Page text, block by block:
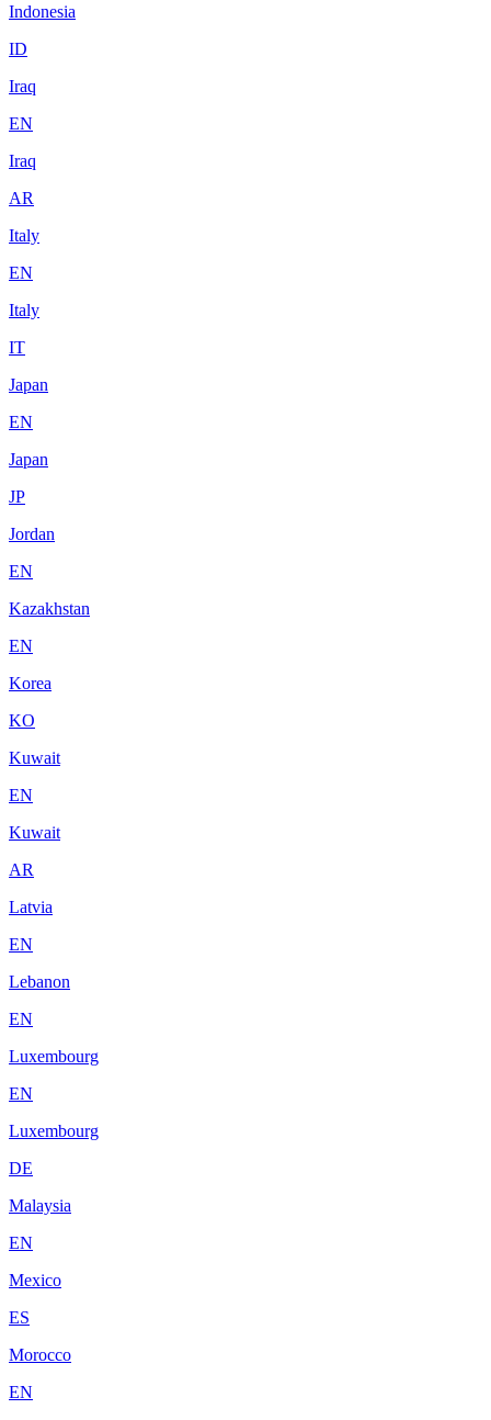
Indonesia
ID
Iraq
EN
Iraq
AR
Italy
EN
Italy
IT
Japan
EN
Japan
JP
Jordan
EN
Kazakhstan
EN
Korea
KO
Kuwait
EN
Kuwait
AR
Latvia
EN
Lebanon
EN
Luxembourg
EN
Luxembourg
DE
Malaysia
EN
Mexico
ES
Morocco
EN